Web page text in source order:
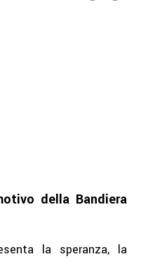
della Bandiera
la speranza, la